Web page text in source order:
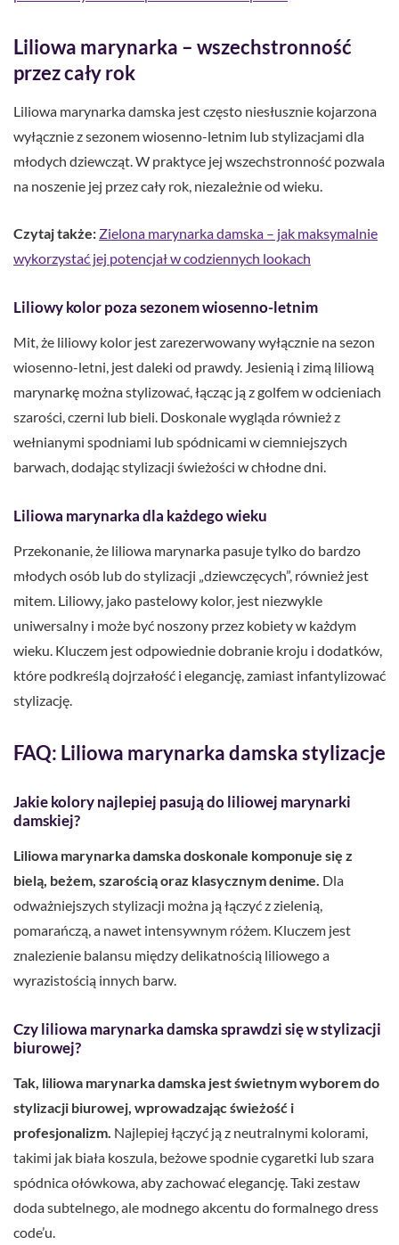
Liliowa marynarka – wszechstronność
przez cały rok
Liliowa marynarka damska jest często niesłusznie kojarzona
wyłącznie z sezonem wiosenno-letnim lub stylizacjami dla
młodych dziewcząt. W praktyce jej wszechstronność pozwala
na noszenie jej przez cały rok, niezależnie od wieku.
Czytaj także: Zielona marynarka damska – jak maksymalnie
wykorzystać jej potencjał w codziennych lookach
Liliowy kolor poza sezonem wiosenno-letnim
Mit, że liliowy kolor jest zarezerwowany wyłącznie na sezon
wiosenno-letni, jest daleki od prawdy. Jesienią i zimą liliową
marynarkę można stylizować, łącząc ją z golfem w odcieniach
szarości, czerni lub bieli. Doskonale wygląda również z
wełnianymi spodniami lub spódnicami w ciemniejszych
barwach, dodając stylizacji świeżości w chłodne dni.
Liliowa marynarka dla każdego wieku
Przekonanie, że liliowa marynarka pasuje tylko do bardzo
młodych osób lub do stylizacji „dziewczęcych”, również jest
mitem. Liliowy, jako pastelowy kolor, jest niezwykle
uniwersalny i może być noszony przez kobiety w każdym
wieku. Kluczem jest odpowiednie dobranie kroju i dodatków,
które podkreślą dojrzałość i elegancję, zamiast infantylizować
stylizację.
FAQ: Liliowa marynarka damska stylizacje
Jakie kolory najlepiej pasują do liliowej marynarki
damskiej?
Liliowa marynarka damska doskonale komponuje się z
bielą, beżem, szarością oraz klasycznym denime. Dla
odważniejszych stylizacji można ją łączyć z zielenią,
pomarańczą, a nawet intensywnym różem. Kluczem jest
znalezienie balansu między delikatnością liliowego a
wyrazistością innych barw.
Czy liliowa marynarka damska sprawdzi się w stylizacji
biurowej?
Tak, liliowa marynarka damska jest świetnym wyborem do
stylizacji biurowej, wprowadzając świeżość i
profesjonalizm. Najlepiej łączyć ją z neutralnymi kolorami,
takimi jak biała koszula, beżowe spodnie cygaretki lub szara
spódnica ołówkowa, aby zachować elegancję. Taki zestaw
doda subtelnego, ale modnego akcentu do formalnego dress
code’u.